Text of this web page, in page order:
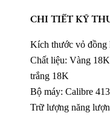
CHI TIẾT KỸ
Kích thước vỏ đồng
Chất liệu: Vàng
trắng 18K
Bộ máy: Calibre
Trữ lượng năng